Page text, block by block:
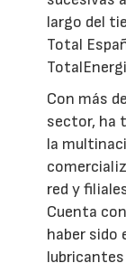
largo del
Total
Con más
sector, ha
la
red y
Cuenta
haber sido